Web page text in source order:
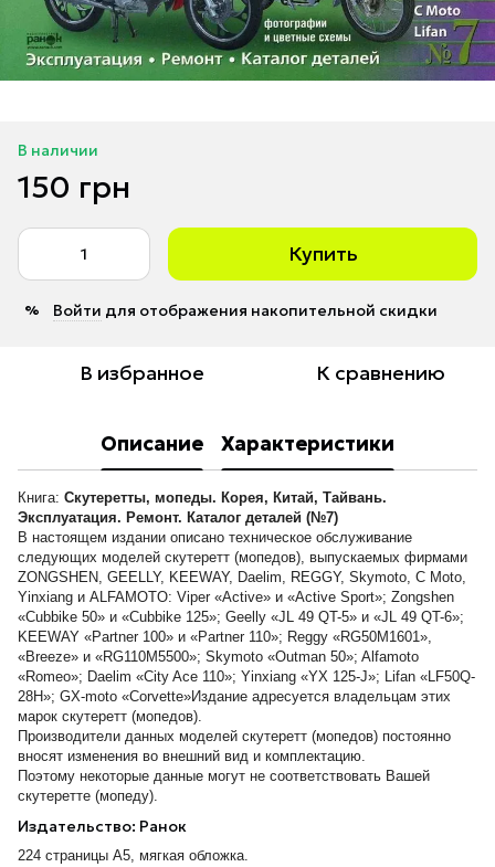
В наличии
150 грн
Купить
% Войти для отображения накопительной скидки
В избранное К сравнению
Описание Характеристики
Книга: Скутеретты, мопеды. Корея, Китай, Тайвань.
Эксплуатация. Ремонт. Каталог деталей (№7)
В настоящем издании описано техническое обслуживание
следующих моделей скутеретт (мопедов), выпускаемых фирмами
ZONGSHEN, GEELLY, KEEWAY, Daelim, REGGY, Skymoto, С Moto,
Yinxiang и ALFAMOTO: Viper «Active» и «Active Sport»; Zongshen
«Cubbike 50» и «Cubbike 125»; Geelly «JL 49 QT-5» и «JL 49 QT-6»;
KEEWAY «Partner 100» и «Partner 110»; Reggy «RG50M1601»,
«Breeze» и «RG110M5500»; Skymoto «Outman 50»; Alfamoto
«Romeo»; Daelim «City Ace 110»; Yinxiang «YX 125-J»; Lifan «LF50Q-
28H»; GX-moto «Corvette»Издание адресуется владельцам этих
марок скутеретт (мопедов).
Производители данных моделей скутеретт (мопедов) постоянно
вносят изменения во внешний вид и комплектацию.
Поэтому некоторые данные могут не соответствовать Вашей
скутеретте (мопеду).
Издательство: Ранок
224 страницы А5, мягкая обложка.